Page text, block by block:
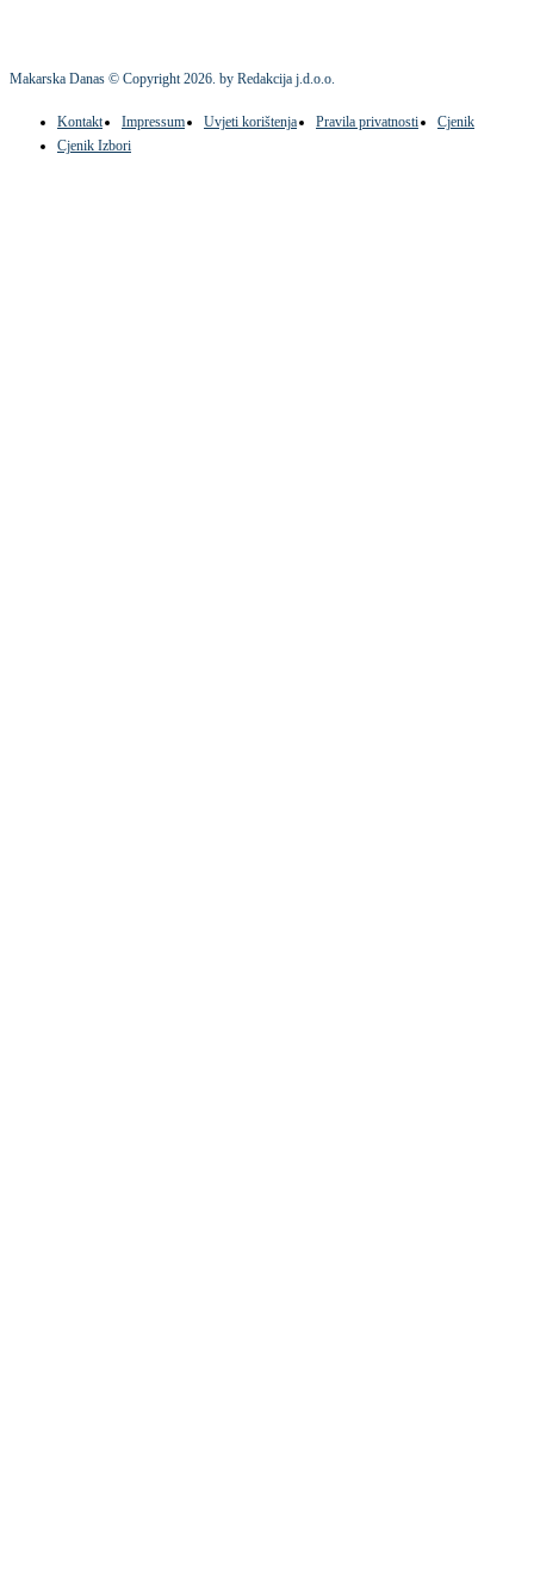
Makarska Danas © Copyright2026. by Redakcija j.d.o.o.
Kontakt Impressum Uvjeti korištenja Pravila privatnosti
Cjenik
Cjenik Izbori